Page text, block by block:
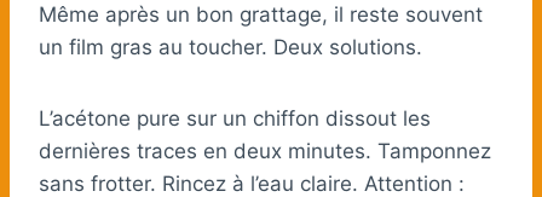
Même après un bon grattage, il reste souvent
un film gras au toucher. Deux solutions.
L’acétone pure sur un chiffon dissout les
dernières traces en deux minutes. Tamponnez
sans frotter. Rincez à l’eau claire. Attention :